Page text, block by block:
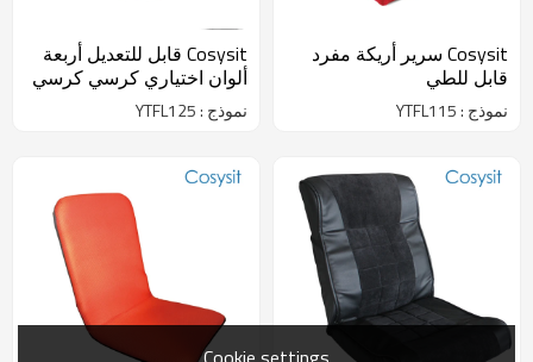
Cosysit سرير أريكة مفرد
قابل للطي
نموذج : YTFL115
Cosysit قابل للتعديل أربعة
ألوان اختياري كرسي كرسي
أريكة مقعد الطابق
نموذج : YTFL125